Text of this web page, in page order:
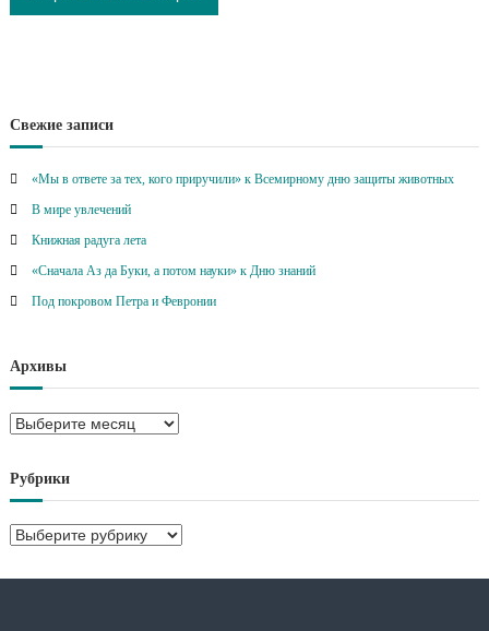
Свежие записи
«Мы в ответе за тех, кого приручили» к Всемирному дню защиты животных
В мире увлечений
Книжная радуга лета
«Сначала Аз да Буки, а потом науки» к Дню знаний
Под покровом Петра и Февронии
Архивы
А
ы
Рубрики
Р
б